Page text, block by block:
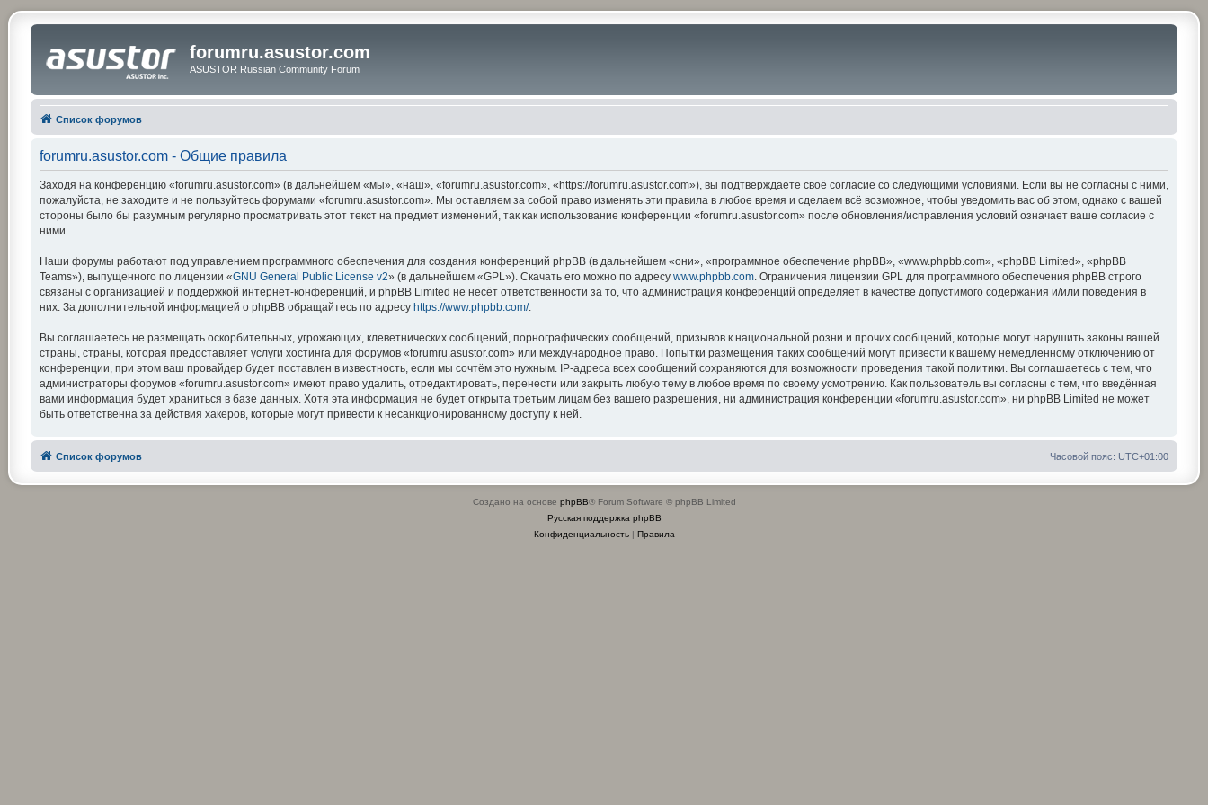
forumru.asustor.com
ASUSTOR Russian Community Forum
Список форумов
forumru.asustor.com - Общие правила
Заходя на конференцию «forumru.asustor.com» (в дальнейшем «мы», «наш», «forumru.asustor.com», «https://forumru.asustor.com»), вы подтверждаете своё согласие со следующими условиями. Если вы не согласны с ними,
пожалуйста, не заходите и не пользуйтесь форумами «forumru.asustor.com». Мы оставляем за собой право изменять эти правила в любое время и сделаем всё возможное, чтобы уведомить вас об этом, однако с вашей
стороны было бы разумным регулярно просматривать этот текст на предмет изменений, так как использование конференции «forumru.asustor.com» после обновления/исправления условий означает ваше согласие с
ними.
Наши форумы работают под управлением программного обеспечения для создания конференций phpBB (в дальнейшем «они», «программное обеспечение phpBB», «www.phpbb.com», «phpBB Limited», «phpBB
Teams»), выпущенного по лицензии «GNU General Public License v2» (в дальнейшем «GPL»). Скачать его можно по адресу www.phpbb.com. Ограничения лицензии GPL для программного обеспечения phpBB строго
связаны с организацией и поддержкой интернет-конференций, и phpBB Limited не несёт ответственности за то, что администрация конференций определяет в качестве допустимого содержания и/или поведения в
них. За дополнительной информацией о phpBB обращайтесь по адресу https://www.phpbb.com/.
Вы соглашаетесь не размещать оскорбительных, угрожающих, клеветнических сообщений, порнографических сообщений, призывов к национальной розни и прочих сообщений, которые могут нарушить законы вашей
страны, страны, которая предоставляет услуги хостинга для форумов «forumru.asustor.com» или международное право. Попытки размещения таких сообщений могут привести к вашему немедленному отключению от
конференции, при этом ваш провайдер будет поставлен в известность, если мы сочтём это нужным. IP-адреса всех сообщений сохраняются для возможности проведения такой политики. Вы соглашаетесь с тем, что
администраторы форумов «forumru.asustor.com» имеют право удалить, отредактировать, перенести или закрыть любую тему в любое время по своему усмотрению. Как пользователь вы согласны с тем, что введённая
вами информация будет храниться в базе данных. Хотя эта информация не будет открыта третьим лицам без вашего разрешения, ни администрация конференции «forumru.asustor.com», ни phpBB Limited не может
быть ответственна за действия хакеров, которые могут привести к несанкционированному доступу к ней.
Список форумов Часовой пояс: UTC+01:00
Создано на основе phpBB® Forum Software © phpBB Limited
Русская поддержка phpBB
Конфиденциальность| Правила